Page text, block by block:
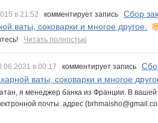
в 21:52 комментирует запись Сбор
ваты, соковарки и многое другое.
Читать полностью
в 00:17 комментирует запись
ваты, соковарки и многое
я менеджер банка из Франции. В вашей
почты. адрес